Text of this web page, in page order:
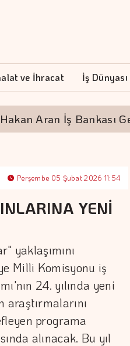
ve İhracat İş Dünyası
Aran İş Bankası Genel
Perşembe 05 Şubat 2026 11:54
YENİ
yaklaşımını
Milli Komisyonu iş
24. yılında yeni
araştırmalarını
programa
alınacak. Bu yıl